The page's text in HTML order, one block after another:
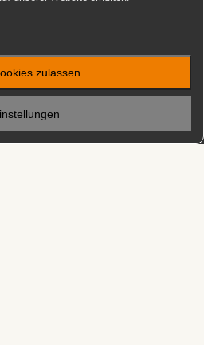
zulassen